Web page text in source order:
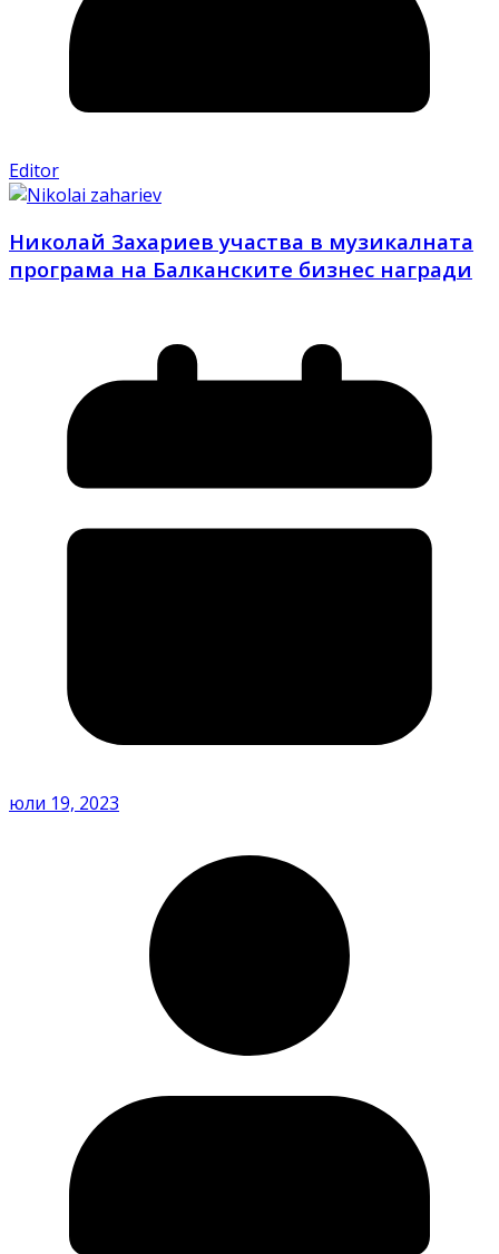
Editor
Николай Захариев участва в музикалната
програма на Балканските бизнес награди
юли 19, 2023